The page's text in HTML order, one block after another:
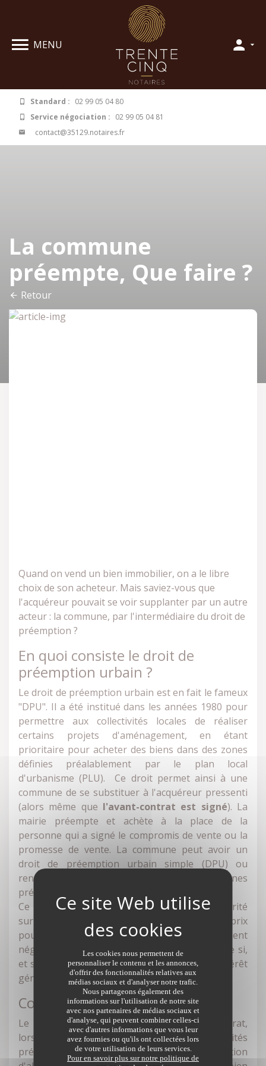
MENU
Standard : 02 99 05 04 80
Service négociation : 02 99 05 04 81
contact@35129.notaires.fr
La commune
préempte, Que faire ?
Retour
Quand on vend un bien immobilier, on a le libre
choix de son acheteur. Mais saviez-vous que
l'acquéreur pouvait se voir supplanter par un autre
acteur : la commune, par l'intermédiaire du droit de
préemption ?
En quoi consiste le droit de
préemption urbain ?
Le droit de préemption urbain est en fait le fameux
"DPU". Il a été institué dans les années 1980 pour
permettre aux collectivités locales de réaliser
certains projets d'aménagement, en étant
prioritaire pour acheter des biens dans des zones
définies préalablement par le plan local
d'urbanisme (PLU). Ce droit permet ainsi à une
commune de se substituer à l'acquéreur pressenti
(alors même que l'avant-contrat est signé). La
mairie préempte et achète à la place de la
personne qui a signé le compromis de vente ou la
promesse de vente. La commune peut avoir un
droit de préemption urbain simple (DPU) ou
renforcé (DPUR) en fonction de zones
préalablement définies.
Ce droit lui permet d'acquérir un bien en priorité
sur n'importe quel acheteur. Et ce, à un prix
pouvant même être inférieur à celui longuement
négocié ! Cette préemption est rendue possible si,
et seulement si, la mairie agit dans un but d'intérêt
général et motive sa décision en ce sens.
Comment cela fonctionne-t-il ?
Le notaire, après la signature de l'avant-contrat,
lors de l'accomplissement des formalités
préalables, adresse une déclaration d'intention
Panneau de gestion des cookies
Les cookies nous permettent de
personnaliser le contenu et les annonces,
d'offrir des fonctionnalités relatives aux
médias sociaux et d'analyser notre trafic.
Nous partageons également des
informations sur l'utilisation de notre site
avec nos partenaires de médias sociaux et
d'analyse, qui peuvent combiner celles-ci
avec d'autres informations que vous leur
avez fournies ou qu'ils ont collectées lors
de votre utilisation de leurs services.
Pour en savoir plus sur notre politique de